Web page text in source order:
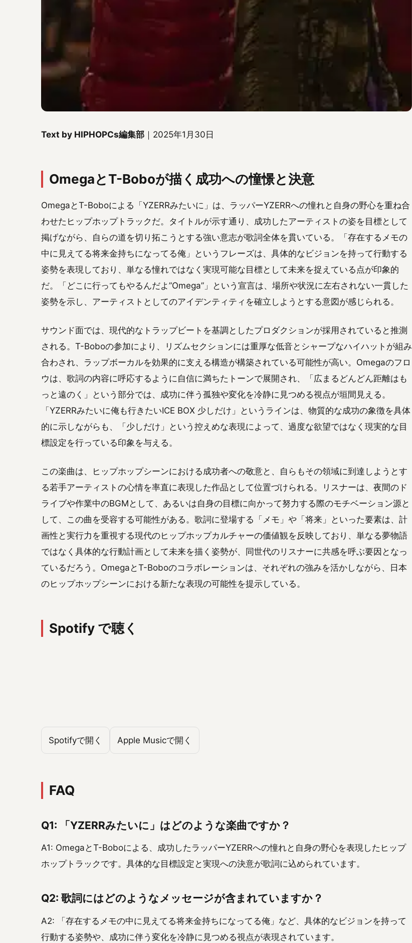
Text by HIPHOPCs編集部 ｜2025年1月30日
OmegaとT-Boboが描く成功への憧憬と決意
OmegaとT-Boboによる「YZERRみたいに」は、ラッパーYZERRへの憧れと自身の野心を重ね合
わせたヒップホップトラックだ。タイトルが示す通り、成功したアーティストの姿を目標として
掲げながら、自らの道を切り拓こうとする強い意志が歌詞全体を貫いている。「存在するメモの
中に見えてる将来金持ちになってる俺」というフレーズは、具体的なビジョンを持って行動する
姿勢を表現しており、単なる憧れではなく実現可能な目標として未来を捉えている点が印象的
だ。「どこに行ってもやるんだよ”Omega”」という宣言は、場所や状況に左右されない一貫した
姿勢を示し、アーティストとしてのアイデンティティを確立しようとする意図が感じられる。
サウンド面では、現代的なトラップビートを基調としたプロダクションが採用されていると推測
される。T-Boboの参加により、リズムセクションには重厚な低音とシャープなハイハットが組み
合わされ、ラップボーカルを効果的に支える構造が構築されている可能性が高い。Omegaのフロ
ウは、歌詞の内容に呼応するように自信に満ちたトーンで展開され、「広まるどんどん距離はも
っと遠のく」という部分では、成功に伴う孤独や変化を冷静に見つめる視点が垣間見える。
「YZERRみたいに俺も行きたいICE BOX 少しだけ」というラインは、物質的な成功の象徴を具体
的に示しながらも、「少しだけ」という控えめな表現によって、過度な欲望ではなく現実的な目
標設定を行っている印象を与える。
この楽曲は、ヒップホップシーンにおける成功者への敬意と、自らもその領域に到達しようとす
る若手アーティストの心情を率直に表現した作品として位置づけられる。リスナーは、夜間のド
ライブや作業中のBGMとして、あるいは自身の目標に向かって努力する際のモチベーション源と
して、この曲を受容する可能性がある。歌詞に登場する「メモ」や「将来」といった要素は、計
画性と実行力を重視する現代のヒップホップカルチャーの価値観を反映しており、単なる夢物語
ではなく具体的な行動計画として未来を描く姿勢が、同世代のリスナーに共感を呼ぶ要因となっ
ているだろう。OmegaとT-Boboのコラボレーションは、それぞれの強みを活かしながら、日本
のヒップホップシーンにおける新たな表現の可能性を提示している。
Spotify で聴く
Spotifyで開く Apple Musicで開く
FAQ
Q1: 「YZERRみたいに」はどのような楽曲ですか？
A1: OmegaとT-Boboによる、成功したラッパーYZERRへの憧れと自身の野心を表現したヒップ
ホップトラックです。具体的な目標設定と実現への決意が歌詞に込められています。
Q2: 歌詞にはどのようなメッセージが含まれていますか？
A2: 「存在するメモの中に見えてる将来金持ちになってる俺」など、具体的なビジョンを持って
行動する姿勢や、成功に伴う変化を冷静に見つめる視点が表現されています。